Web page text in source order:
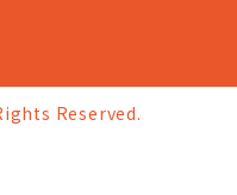
Reserved.